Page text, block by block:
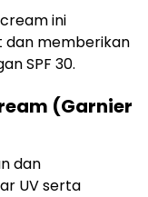
ini
dan memberikan
SPF 30.
(Garnier
dan
UV serta